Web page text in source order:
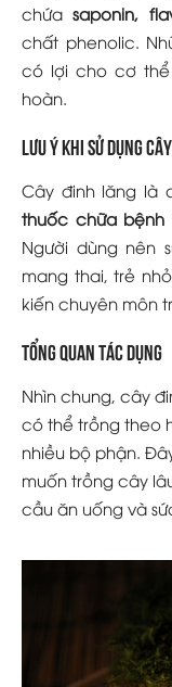
chứasaponin,
chất phenolic.
có lợi cho cơ
hoàn.
Lưu ý khi sử dụng
Cây đinh lăng là
thuốc chữa bệnh
Người dùng nên
mang thai, trẻ
kiến chuyên môn
Tổng quan tác dụng
Nhìn chung, cây
có thể trồng theo
nhiều bộ phận.
muốn trồng cây
cầu ăn uống và